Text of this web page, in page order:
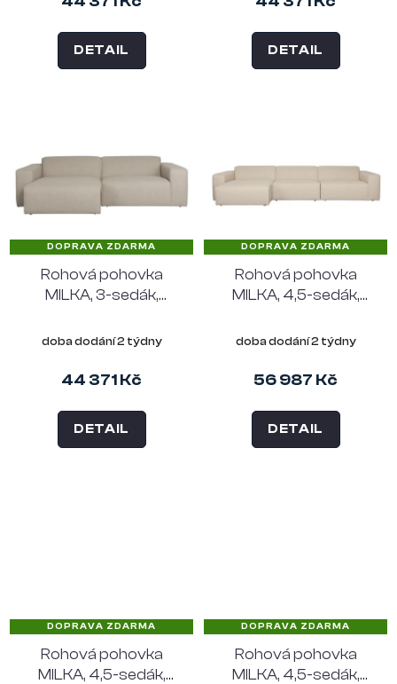
DETAIL DETAIL
DOPRAVA ZDARMA
Rohová pohovka
MILKA, 3-sedák,
levý roh
doba dodání 2 týdny
44 371 Kč
DETAIL
DOPRAVA ZDARMA
Rohová pohovka
MILKA, 4,5-sedák,
levý roh
doba dodání 2 týdny
56 987 Kč
DETAIL
DOPRAVA ZDARMA
Rohová pohovka
MILKA, 4,5-sedák,
DOPRAVA ZDARMA
Rohová pohovka
MILKA, 4,5-sedák,